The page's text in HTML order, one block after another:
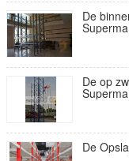
De
De op
De